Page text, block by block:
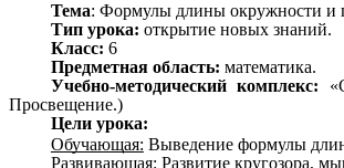
Тема: Формулы длины окружности и
Тип урока: открытие новых знаний.
Класс: 6
Предметная область: математика.
Учебно-методический комплекс:
Просвещение.)
Цели урока:
Обучающая: Выведение формулы
Развивающая: Развитие кругозора,